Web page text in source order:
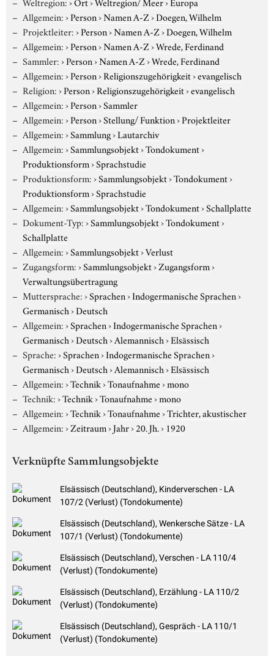
Allgemein:›Person›Namen A-Z›Doegen, Wilhelm
Projektleiter:›Person›Namen A-Z›Doegen, Wilhelm
Allgemein:›Person›Namen A-Z›Wrede, Ferdinand
Sammler:›Person›Namen A-Z›Wrede, Ferdinand
Allgemein:›Person›Religionszugehörigkeit›evangelisch
Religion:›Person›Religionszugehörigkeit›evangelisch
Allgemein:›Person›Sammler
Allgemein:›Person›Stellung/ Funktion›Projektleiter
Allgemein:›Sammlung›Lautarchiv
Allgemein:›Sammlungsobjekt›Tondokument›
Produktionsform›Sprachstudie
Produktionsform:›Sammlungsobjekt›Tondokument›
Produktionsform›Sprachstudie
Allgemein:›Sammlungsobjekt›Tondokument›Schallplatte
Dokument-Typ:›Sammlungsobjekt›Tondokument›
Schallplatte
Allgemein:›Sammlungsobjekt›Verlust
Zugangsform:›Sammlungsobjekt›Zugangsform›
Verwaltungsübertragung
Muttersprache:›Sprachen›Indogermanische Sprachen›
Germanisch›Deutsch
Allgemein:›Sprachen›Indogermanische Sprachen›
Germanisch›Deutsch›Alemannisch›Elsässisch
Sprache:›Sprachen›Indogermanische Sprachen›
Germanisch›Deutsch›Alemannisch›Elsässisch
Allgemein:›Technik›Tonaufnahme›mono
Technik:›Technik›Tonaufnahme›mono
Allgemein:›Technik›Tonaufnahme›Trichter, akustischer
Allgemein:›Zeitraum›Jahr›20. Jh.› 1920
Verknüpfte Sammlungsobjekte
Elsässisch (Deutschland), Kinderverschen - LA
107/2 (Verlust) (Tondokumente)
Elsässisch (Deutschland), Wenkersche Sätze - LA
107/1 (Verlust) (Tondokumente)
Elsässisch (Deutschland), Verschen - LA 110/4
(Verlust) (Tondokumente)
Elsässisch (Deutschland), Erzählung - LA 110/2
(Verlust) (Tondokumente)
Elsässisch (Deutschland), Gespräch - LA 110/1
(Verlust) (Tondokumente)